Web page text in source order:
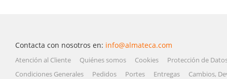
Contacta con nosotros en: info@almateca.com
Atención al Cliente Quiénes somos Cookies
Protección de
Condiciones Generales
Pedidos Portes Entregas
Cambios,